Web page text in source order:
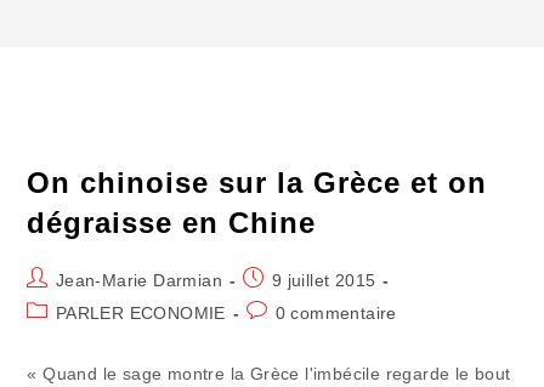
On chinoise sur la Grèce et on
dégraisse en Chine
Auteur/autrice
de
Jean-Marie Darmian
Publication
publiée :
9 juillet 2015
PostPARLER ECONOMIE
Commentaires
0 commentaire
« Quand le sage montre la Grèce l'imbécile regarde le bout